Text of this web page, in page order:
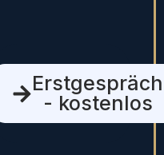
Erstgespräch
- kostenlos